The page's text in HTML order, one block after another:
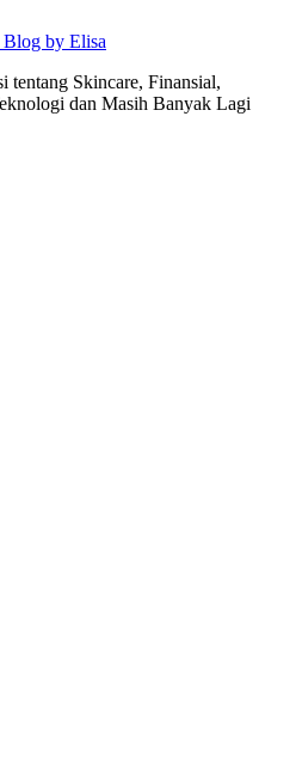
by Elisa
tentang Skincare, Finansial,
dan Masih Banyak Lagi